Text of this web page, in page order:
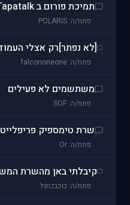
תמיכת פורום ב Tapatalk
פתח/ה: POLARIS
פתח/ה: falcononeone
משתשמים לא פעילים
פתח/ה: SOF
שרת טימספיק פריפלייט
פתח/ה: Or
פתח/ה: כוכבכחול